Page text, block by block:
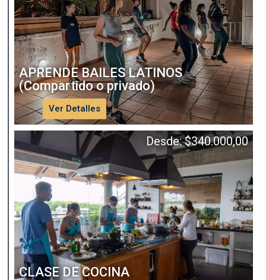
APRENDE BAILES LATINOS
(Compartido o privado)
Ver Detalles
Desde:$340.000,00
CLASE DE COCINA